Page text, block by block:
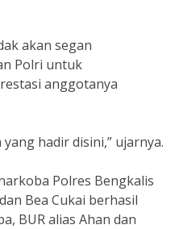
akan segan
Polri untuk
anggotanya
hadir disini,” ujarnya.
Polres Bengkalis
Bea Cukai berhasil
BUR alias Ahan dan